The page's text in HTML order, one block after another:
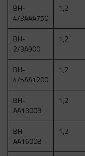
BH-
4/3AAA750
1,2
BH-
2/3A900
1,2
BH-
4/5AA1200
1,2
BH-
AA1300B
1,2
BH-
AA1600B
1,2